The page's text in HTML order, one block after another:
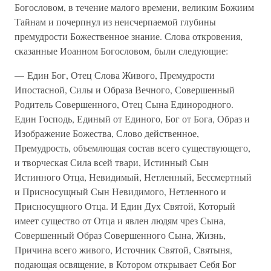
Богословом, в течение малого времени, великим Божиим
Тайнам и почерпнул из неисчерпаемой глубины
премудрости Божественное знание. Слова откровения,
сказанные Иоанном Богословом, были следующие:
— Един Бог, Отец Слова Живого, Премудрости
Ипостасной, Силы и Образа Вечного, Совершенный
Родитель Совершенного, Отец Сына Единородного.
Един Господь, Единый от Единого, Бог от Бога, Образ и
Изображение Божества, Слово действенное,
Премудрость, объемлющая состав всего существующего,
и творческая Сила всей твари, Истинный Сын
Истинного Отца, Невидимый, Нетленный, Бессмертный
и Присносущный Сын Невидимого, Нетленного и
Присносущного Отца. И Един Дух Святой, Который
имеет существо от Отца и явлен людям чрез Сына,
Совершенный Образ Совершенного Сына, Жизнь,
Причина всего живого, Источник Святой, Святыня,
подающая освящение, в Котором открывает Себя Бог